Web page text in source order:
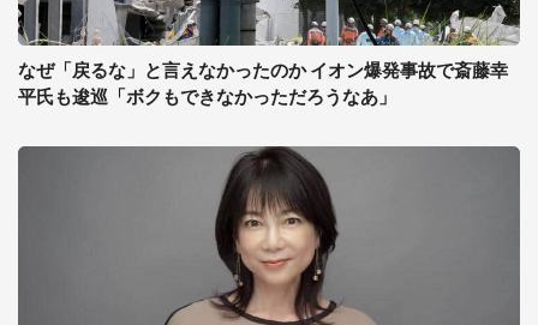
なぜ「戻るな」と言えなかったのか イオン爆発事故で斎藤幸
平氏も逡巡「ボクもできなかっただろうなあ」